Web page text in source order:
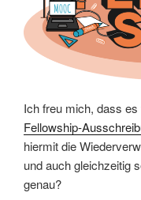
Ich freu mich, dass
Fellowship-
hiermit die
und auch gleichzeitig
genau?